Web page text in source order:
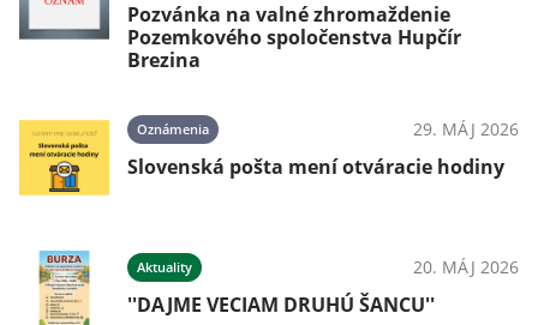
Pozvánka na valné zhromaždenie
Pozemkového spoločenstva Hupčír
Brezina
Oznámenia 29. MÁJ 2026
Slovenská pošta mení otváracie hodiny
Aktuality 20. MÁJ 2026
''DAJME VECIAM DRUHÚ ŠANCU''